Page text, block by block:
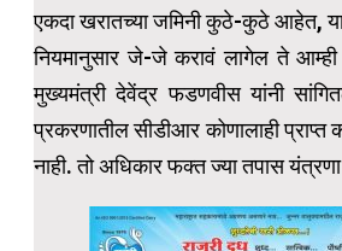
एकदा खरातच्या जमिनी कुठे-कुठे आहेत,
नियमानुसार जे-जे करावं लागेल ते
मुख्यमंत्री देवेंद्र फडणवीस यांनी
प्रकरणातील सीडीआर कोणालाही
नाही. तो अधिकार फक्त ज्या तपास